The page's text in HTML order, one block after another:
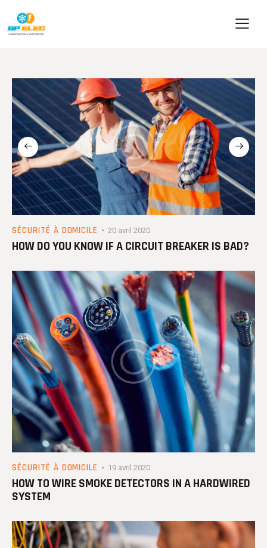
SÉCURITÉ À DOMICILE 20 avril 2020
HOW DO YOU KNOW IF A CIRCUIT BREAKER IS BAD?
SÉCURITÉ À DOMICILE 19 avril 2020
HOW TO WIRE SMOKE DETECTORS IN A HARDWIRED
SYSTEM